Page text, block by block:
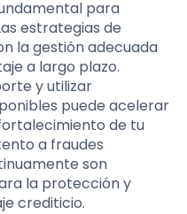
para
estrategias de
la gestión adecuada
a largo plazo.
y utilizar
puede acelerar
de tu
a fraudes
son
la protección y
crediticio.